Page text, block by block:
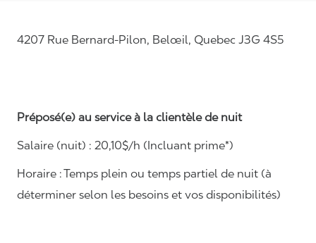
4207 Rue Bernard-Pilon, Belœil, Quebec J3G 4S5
Préposé(e) au service à la clientèle de nuit
Salaire (nuit) : 20,10$/h (Incluant prime*)
Horaire :Temps plein ou temps partiel de nuit (à
déterminer selon les besoins et vos disponibilités)